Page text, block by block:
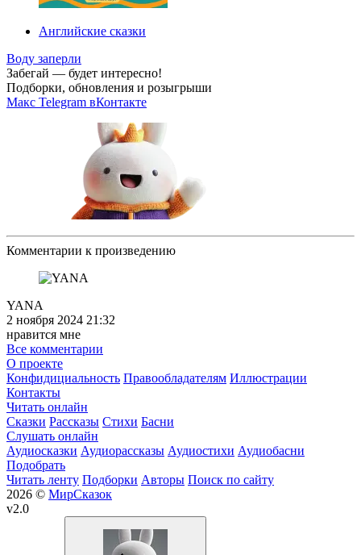
Английские сказки
Воду заперли
Забегай — будет интересно!
Подборки, обновления и розыгрыши
Макс Telegram вКонтакте
Комментарии к произведению
YANA
2 ноября 2024 21:32
нравится мне
Все комментарии
О проекте
Конфидициальность Правообладателям Иллюстрации
Контакты
Читать онлайн
Сказки Рассказы Стихи Басни
Слушать онлайн
Аудиосказки Аудиорассказы Аудиостихи Аудиобасни
Подобрать
Читать ленту Подборки Авторы Поиск по сайту
2026 © МирСказок
v2.0